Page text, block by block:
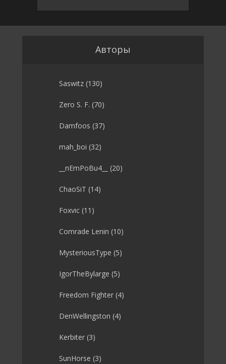
Авторы
Saswitz (130)
Zero S. F. (70)
Damfoos (37)
mah_boi (32)
__nEmPoBu4__ (20)
ChaoSiT (14)
Foxvic (11)
Comrade Lenin (10)
MysteriousType (5)
IgorTheBylarge (5)
Freedom Fighter (4)
DenWellingston (4)
Kerbiter (3)
SunHorse (3)